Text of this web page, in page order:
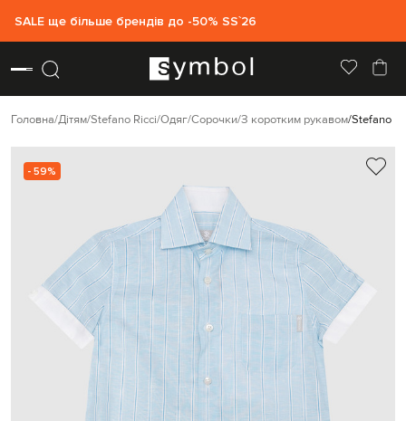
SALE ще більше брендів до -50% SS`26
Головна Дітям Stefano Ricci Одяг Сорочки З коротким рукавом Stefano
- 59%